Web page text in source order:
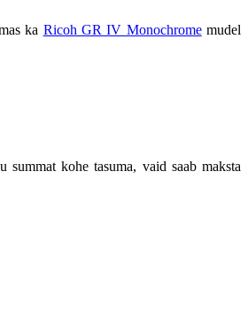
ka Ricoh GR IV Monochromemudel
kohe tasuma, vaid saab maksta